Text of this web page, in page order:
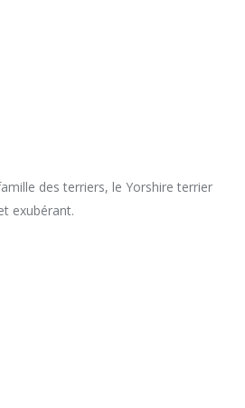
des terriers, le Yorshire terrier
exubérant.